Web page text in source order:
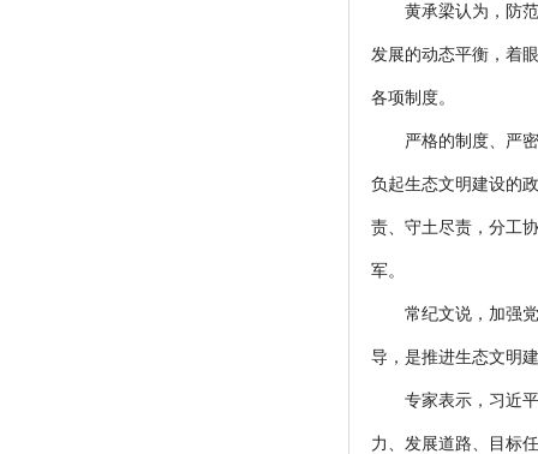
黄承梁认为，防
发展的动态平衡，着
各项制度。
严格的制度、严
负起生态文明建设的
责、守土尽责，分工
军。
常纪文说，加强
导，是推进生态文明
专家表示，习近
力、发展道路、目标